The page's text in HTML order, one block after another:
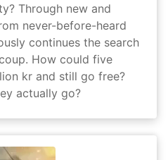
Through new and
never-before-heard
continues the search
How could five
kr and still go free?
actually go?